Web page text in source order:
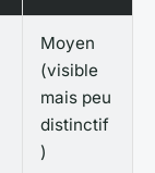
Moyen
(visible
mais peu
distinctif
)